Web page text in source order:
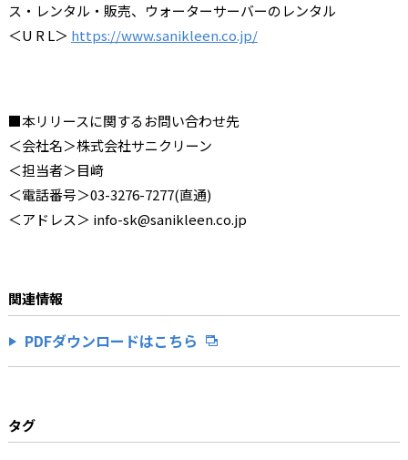
ス・レンタル・販売、ウォーターサーバーのレンタル
＜U R L＞ https://www.sanikleen.co.jp/
■本リリースに関するお問い合わせ先
＜会社名＞株式会社サニクリーン
＜担当者＞目﨑
＜電話番号＞03-3276-7277(直通)
＜アドレス＞ info-sk@sanikleen.co.jp
関連情報
PDFダウンロードはこちら
タグ